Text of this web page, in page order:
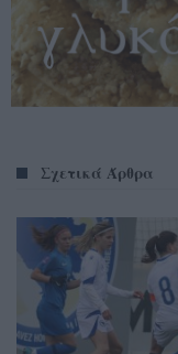
Σχετικά Άρθρα